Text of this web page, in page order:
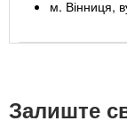
м. Вінниця,
Залиште